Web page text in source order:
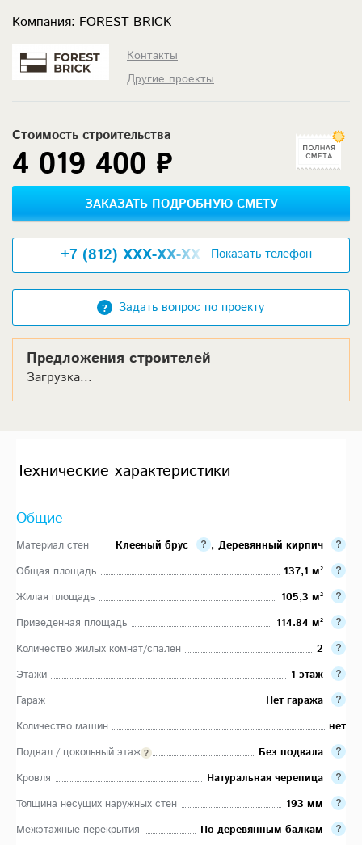
Компания: FOREST BRICK
Контакты
Другие проекты
Стоимость строительства
4 019 400 ₽
ЗАКАЗАТЬ ПОДРОБНУЮ СМЕТУ
+7 (812) XXX-XX-XX Показать телефон
Задать вопрос по проекту
Предложения строителей
Загрузка...
Технические характеристики
Общие
Материал стен Клееный брус , Деревянный кирпич
Общая площадь
137,1 м²
Жилая площадь
105,3 м²
Приведенная площадь
114.84 м²
Количество жилых комнат/спален
2
Этажи
1 этаж
Гараж
Нет гаража
Количество машин
нет
Подвал / цокольный этаж
Без подвала
Кровля
Натуральная черепица
Толщина несущих наружных стен
193 мм
Межэтажные перекрытия
По деревянным балкам